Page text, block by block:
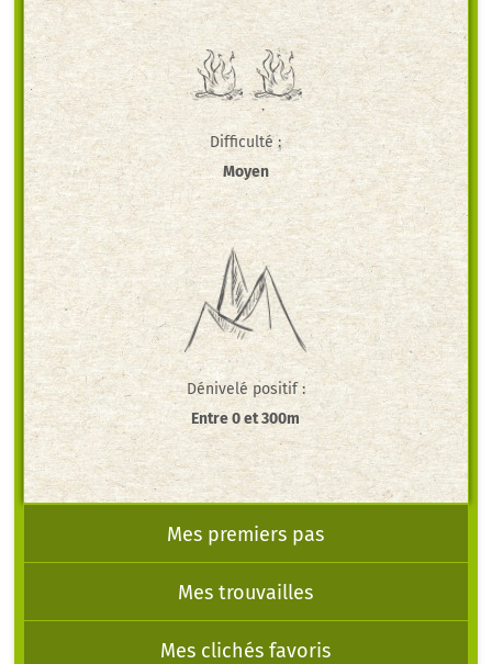
Difficulté :
Moyen
Dénivelé positif :
Entre 0 et 300m
Mes premiers pas
Mes trouvailles
Mes clichés favoris